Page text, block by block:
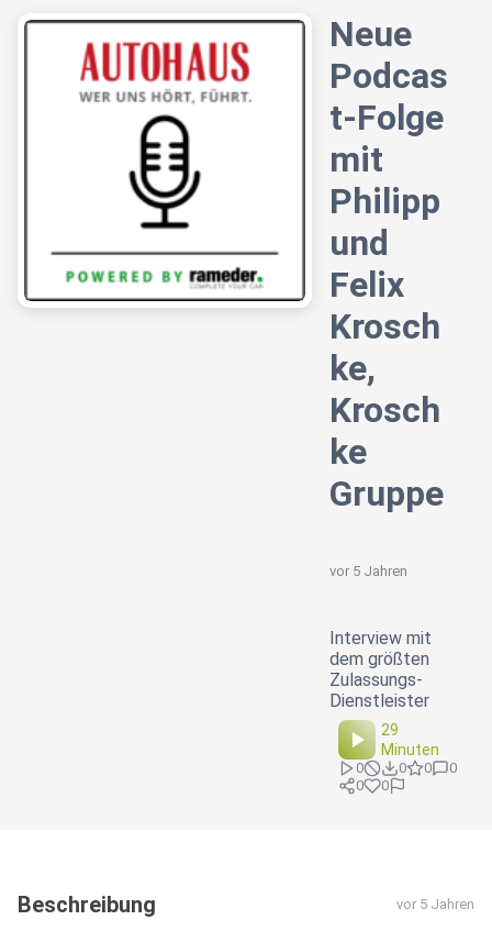
Neue
Podcas
t-Folge
mit
Philipp
und
Felix
Krosch
ke,
Krosch
ke
Gruppe
vor 5 Jahren
Interview mit
dem größten
Zulassungs-
Dienstleister
29
Minuten
0 0 0
0
0
0
Beschreibung vor 5 Jahren